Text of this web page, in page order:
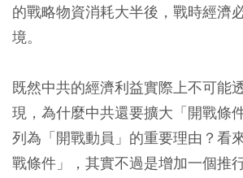
的戰略物資消耗大半後，戰時經濟
境。
既然中共的經濟利益實際上不可能
現，為什麼中共還要擴大「開戰條
列為「開戰動員」的重要理由？看
戰條件」，其實不過是增加一個推